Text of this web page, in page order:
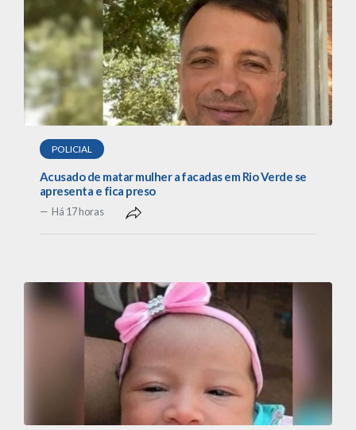
POLICIAL
Acusado de matar mulher a facadas em Rio Verde se
apresenta e fica preso
Há 17 horas